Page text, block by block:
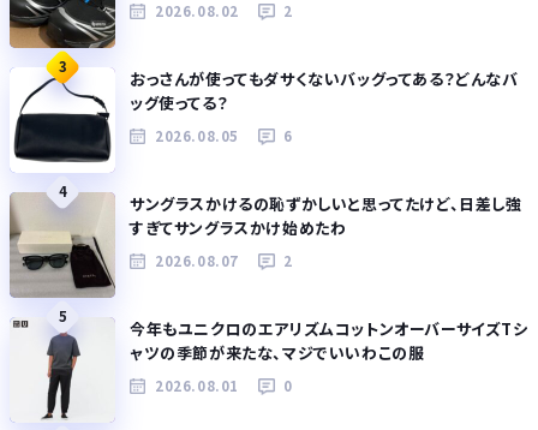
2026.08.02 2
3
おっさんが使ってもダサくないバッグってある？どんなバ
ッグ使ってる？
2026.08.05 6
4
サングラスかけるの恥ずかしいと思ってたけど、日差し強
すぎてサングラスかけ始めたわ
2026.08.07 2
5
今年もユニクロのエアリズムコットンオーバーサイズTシ
ャツの季節が来たな、マジでいいわこの服
2026.08.01 0